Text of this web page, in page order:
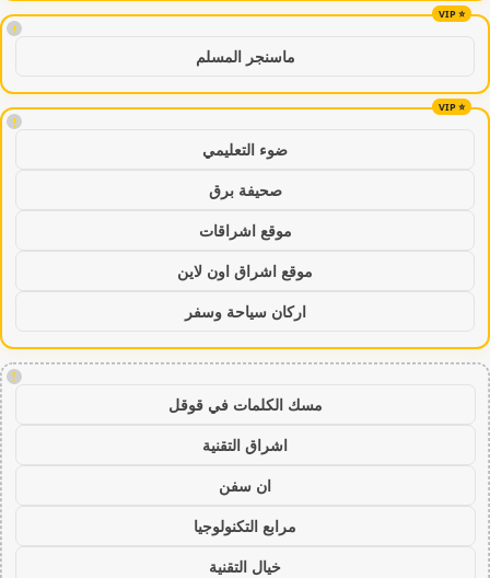
!
ماسنجر المسلم
!
ضوء التعليمي
صحيفة برق
موقع اشراقات
موقع اشراق اون لاين
اركان سياحة وسفر
!
مسك الكلمات في قوقل
اشراق التقنية
ان سفن
مرابع التكنولوجيا
خيال التقنية